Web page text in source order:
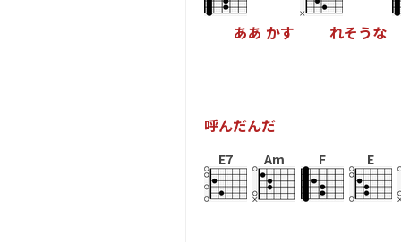
ああ かす れそうな
呼んだんだ
E7 Am F E